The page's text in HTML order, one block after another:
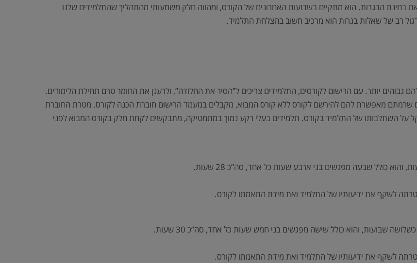
בחינת הבגרות. הוא מתקיים בשבועות האחרונים של הקורס, ומהווה חלק משמעותי מהתהליך שהתלמידים שלנו
רב של שאלות בגרות הוא מרכיב חשוב בהצלחת התלמיד.
שלהם גבוהים יותר. עם הרישום לקורסים, התלמידים צריכים ל”הסיר את החלודה”, ולרענן את החומר טרם תחילת הלימודים.
שרמתם מאפשרת להם להירשם לקורס ללא קורס המבוא, מקבלים במעמד הרישום חוברת הכנה לקורס. מטרת החוברת
על השתלבותו של התלמיד בקורס. תלמידים בעלי רקע נמוך במתמטיקה, מתבקשים לקחת חלק בקורס המבוא לפני
כולל שבעה מפגשים בני ארבע שעות כל אחד, סה”כ 28 שעות.
לשקף את ידיעותיו של התלמיד ואת מידת התאמתו לקורס.
שבועות, והוא כולל שישה מפגשים בני חמש שעות כל אחד, סה”כ 30 שעות.
לשקף את ידיעותיו של התלמיד ואת מידת התאמתו לקורס.